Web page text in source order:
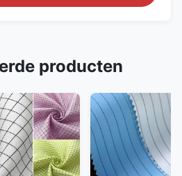
producten